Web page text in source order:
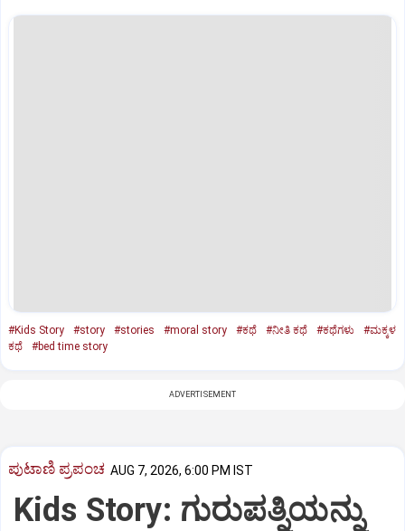
#Kids Story #story #stories #moral story #ಕಥೆ #ನೀತಿ ಕಥೆ #ಕಥೆಗಳು
#ಮಕ್ಕಳ
ಕಥೆ
#bed time story
ADVERTISEMENT
ಪುಟಾಣಿ ಪ್ರಪಂಚ AUG 7, 2026, 6:00 PM IST
Kids Story: ಗುರುಪತ್ನಿಯನ್ನು